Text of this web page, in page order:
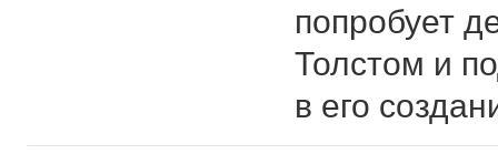
попробует
Толстом и
в его